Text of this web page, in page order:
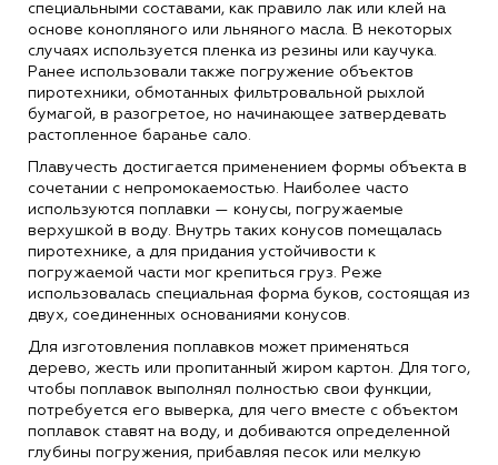
специальными составами, как правило лак или клей на
основе конопляного или льняного масла. В некоторых
случаях используется пленка из резины или каучука.
Ранее использовали также погружение объектов
пиротехники, обмотанных фильтровальной рыхлой
бумагой, в разогретое, но начинающее затвердевать
растопленное баранье сало.
Плавучесть достигается применением формы объекта в
сочетании с непромокаемостью. Наиболее часто
используются поплавки — конусы, погружаемые
верхушкой в воду. Внутрь таких конусов помещалась
пиротехнике, а для придания устойчивости к
погружаемой части мог крепиться груз. Реже
использовалась специальная форма буков, состоящая из
двух, соединенных основаниями конусов.
Для изготовления поплавков может применяться
дерево, жесть или пропитанный жиром картон. Для того,
чтобы поплавок выполнял полностью свои функции,
потребуется его выверка, для чего вместе с объектом
поплавок ставят на воду, и добиваются определенной
глубины погружения, прибавляя песок или мелкую